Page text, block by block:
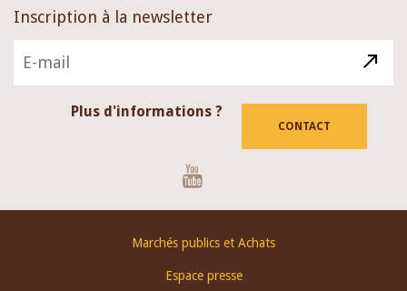
Inscription à la newsletter
Plus d'informations ?
CONTACT
Marchés publics et Achats
Espace presse